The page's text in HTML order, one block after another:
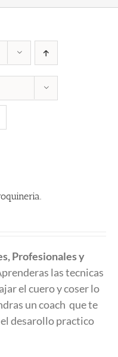
Profesionales y
las tecnicas
el cuero y coser lo
un coach que te
desarollo practico